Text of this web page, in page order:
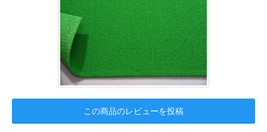
この商品のレビューを投稿